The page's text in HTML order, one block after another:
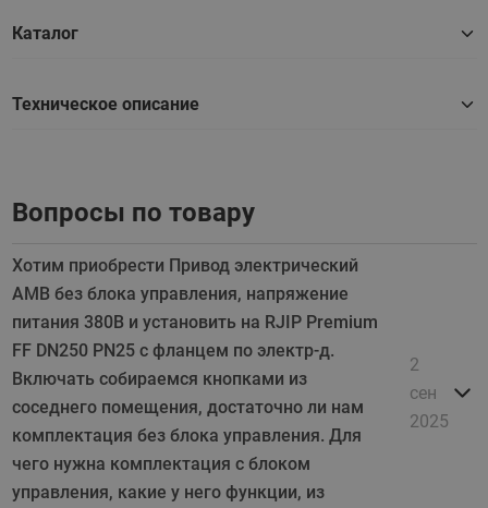
Каталог
Техническое описание
Вопросы по товару
Хотим приобрести Привод электрический
АМВ без блока управления, напряжение
питания 380В и установить на RJIP Premium
FF DN250 PN25 с фланцем по электр-д.
Включать собираемся кнопками из
соседнего помещения, достаточно ли нам
комплектация без блока управления. Для
чего нужна комплектация с блоком
управления, какие у него функции, из
2
сен
2025